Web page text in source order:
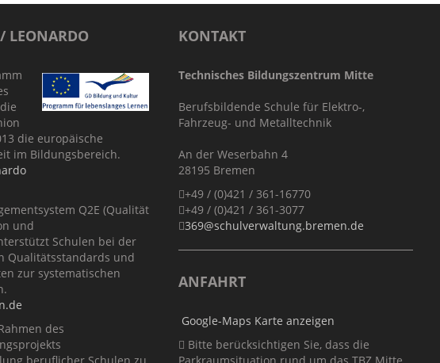
LEONARDO
die europäische
im Bildungsbereich.
Q2E (Qualität
und
Schulen bei der
Qualitätsstandards und
zur systematischen
des
KONTAKT
Technisches Bildungszentrum Mitte
Berufsbildende Schule für Elektro-,
Fahrzeug- und Metalltechnik
An der Weserbahn 4
28195 Bremen
+49 / (0)421 / 361-16770
+49 / (0)421 / 361-3077
369@schulverwaltung.bremen.de
ANFAHRT
Google-Maps Karte anzeigen
Bitte berücksichtigen Sie, dass die